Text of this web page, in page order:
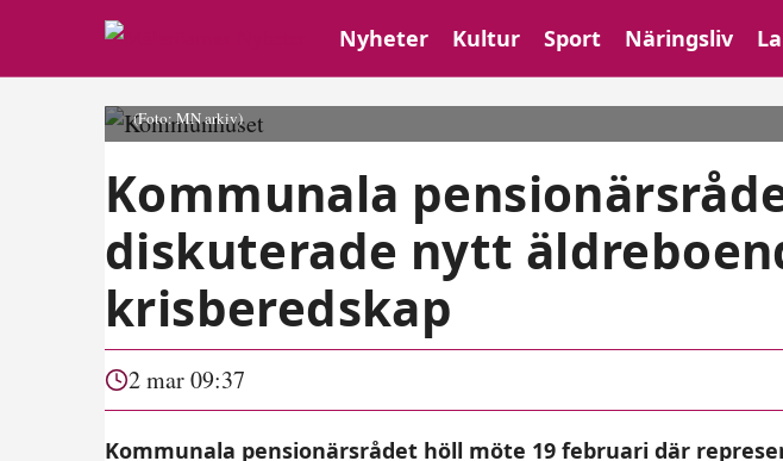
Nyheter Kultur Sport Näringsliv
(Foto: MN arkiv)
Kommunala
diskuterade nytt
krisberedskap
2 mar 09:37
Kommunala pensionärsrådet höll möte 19 februari där